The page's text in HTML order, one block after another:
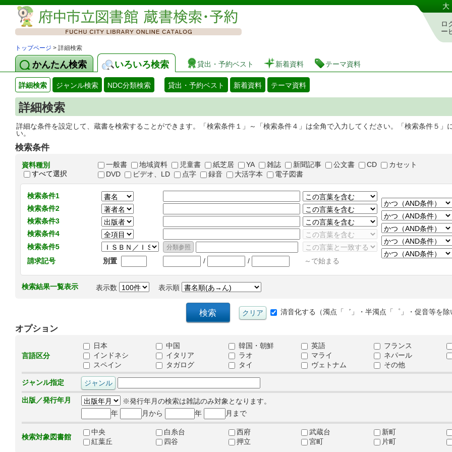
図書館 蔵書検索・予約システム 大
ロ
ー
トップページ > 詳細検索
かんたん検索 いろいろ検索 貸出・予約ベスト 新着資料 テーマ資料
詳細検索 ジャンル検索 NDC分類検索 貸出・予約ベスト 新着資料 テーマ資料
詳細検索
詳細な条件を設定して、蔵書を検索することができます。「検索条件１」～「検索条件４」は全角で入力してください。「検索条件５
い。
検索条件
資料種別
すべて選択
一般書 地域資料 児童書 紙芝居 YA 雑誌 新聞記事 公文書 CD
カセット
DVD
ビデオ、LD 点字 録音 大活字本 電子図書
検索条件1
検索条件2
検索条件3
検索条件4
検索条件5
請求記号
別置 / / ～で始まる
検索結果一覧表示 表示数 表示順
清音化する（濁点「゛」・半濁点「゜」・促音等を
オプション
言語区分
日本 中国 韓国・朝鮮 英語
フランス
インドネシ
イタリア ラオ マライ
ネパール
スペイン
タガログ タイ ヴェトナム その他
ジャンル指定
出版／発行年月
※発行年月の検索は雑誌のみ対象となります。
年
月から 年 月まで
検索対象図書館
中央 白糸台 西府 武蔵台
新町
紅葉丘
四谷 押立 宮町 片町